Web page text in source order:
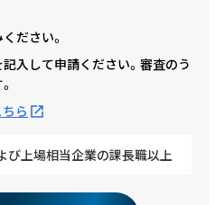
ださい。
入して申請ください。審査のう
ら
び上場相当企業の課長職以上